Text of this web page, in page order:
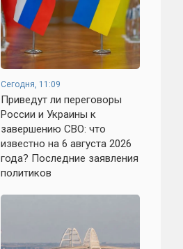
Сегодня, 11:09
Приведут ли переговоры
России и Украины к
завершению СВО: что
известно на 6 августа 2026
года? Последние заявления
политиков